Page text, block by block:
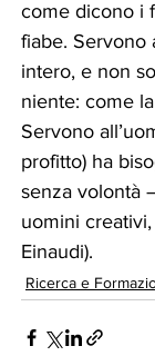
come dicono i
fiabe. Servono
intero, e non
niente: come
Servono
profitto) ha
senza volontà
uomini
Einaudi).
Ricerca e